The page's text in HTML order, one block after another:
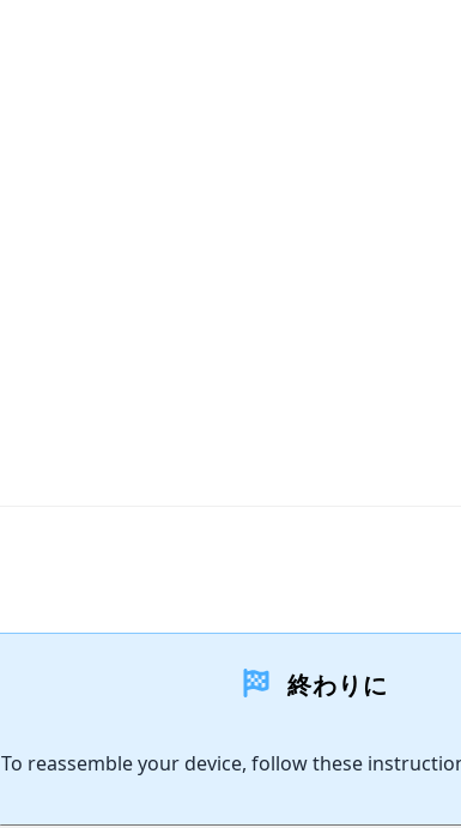
終わりに
To reassemble your device, follow these